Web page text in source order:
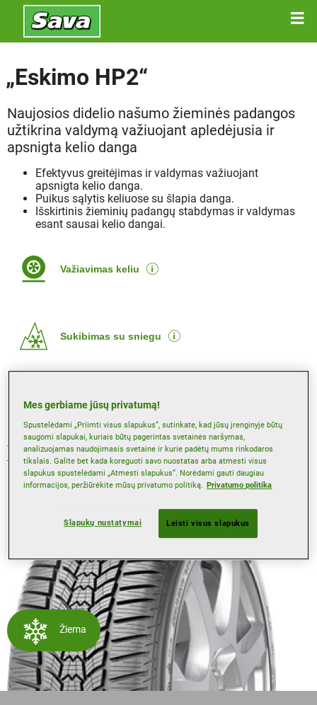
„Eskimo HP2“
Naujosios didelio našumo žieminės padangos
užtikrina valdymą važiuojant apledėjusia ir
apsnigta kelio danga
Efektyvus greitėjimas ir valdymas važiuojant
apsnigta kelio danga.
Puikus sąlytis keliuose su šlapia danga.
Išskirtinis žieminių padangų stabdymas ir valdymas
esant sausai kelio dangai.
Važiavimas keliu
Sukibimas su sniegu
Ratlankio apsaugos priemonė
Tam tikros technologijos gali būti išskirtinai tik tam
tikruose dydžiuose. Pasinaudokite mūsų padangų paieška,
kad sužinotumėte detaliau.
Žiema
Mes gerbiame jūsų privatumą!
Spustelėdami „Priimti visus slapukus“, sutinkate, kad jūsų įrenginyje būtų
saugomi slapukai, kuriais būtų pagerintas svetainės naršymas,
analizuojamas naudojimasis svetaine ir kurie padėtų mums rinkodaros
tikslais. Galite bet kada koreguoti savo nuostatas arba atmesti visus
slapukus spustelėdami „Atmesti slapukus“. Norėdami gauti daugiau
informacijos, peržiūrėkite mūsų privatumo politiką. Privatumo politika
Slapukų nustatymai Leisti visus slapukus